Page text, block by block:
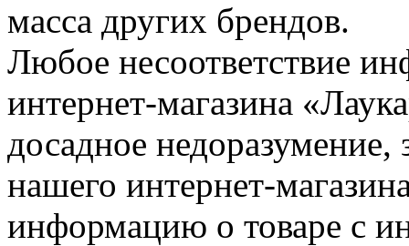
масса других брендов.
Любое несоответствие
интернет-магазина
досадное недоразумение,
нашего интернет-
информацию о товаре с